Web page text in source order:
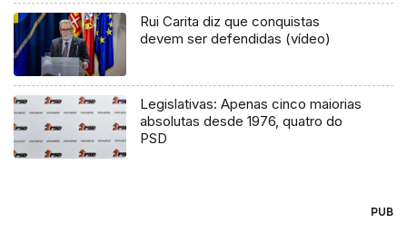
Rui Carita diz que conquistas
devem ser defendidas (vídeo)
Legislativas: Apenas cinco maiorias
absolutas desde 1976, quatro do
PSD
PUB